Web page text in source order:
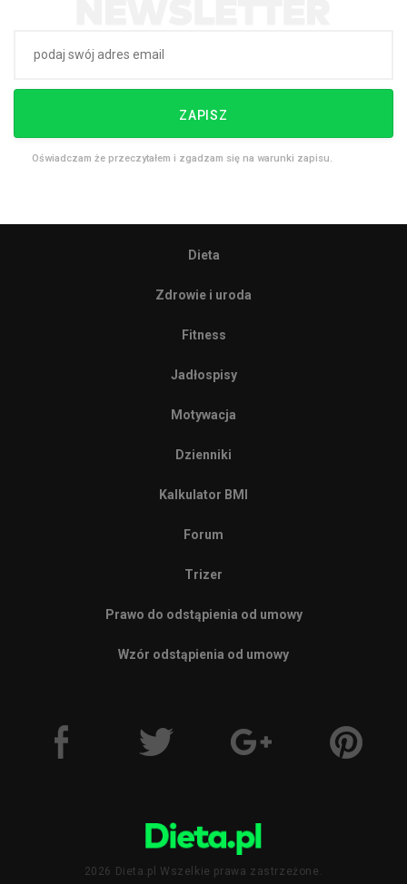
ZAPISZ
Oświadczam że przeczytałem i zgadzam się na warunki zapisu.
Dieta
Zdrowie i uroda
Fitness
Jadłospisy
Motywacja
Dzienniki
Kalkulator BMI
Forum
Trizer
Prawo do odstąpienia od umowy
Wzór odstąpienia od umowy
2026 Dieta.pl Wszelkie prawa zastrzeżone.